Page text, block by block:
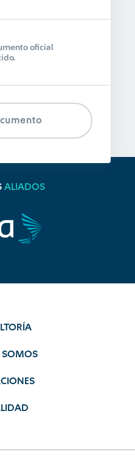
oficial
ALIADOS
SOMOS